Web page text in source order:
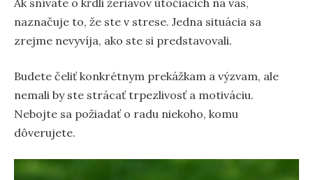
Ak snívate o kŕdli žeriavov útočiacich na vás,
naznačuje to, že ste v strese. Jedna situácia sa
zrejme nevyvíja, ako ste si predstavovali.
Budete čeliť konkrétnym prekážkam a výzvam, ale
nemali by ste strácať trpezlivosť a motiváciu.
Nebojte sa požiadať o radu niekoho, komu
dôverujete.